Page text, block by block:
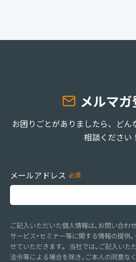
メルマ
お困りごとがありましたら、ど
相談ください！
メールアドレス
ご記入いただいた個人情報は、お問い合わ
サービス・セミナー等に関する情報の提供
せていただきます。 当社では、ご記入いた
法令等による場合を除き、ご本人の同意な